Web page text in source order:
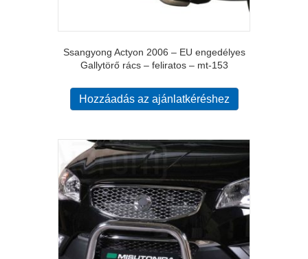
Ssangyong Actyon 2006 – EU engedélyes
Gallytörő rács – feliratos – mt-153
Hozzáadás az ajánlatkéréshez